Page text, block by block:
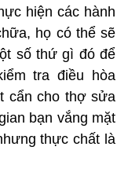
hiện các hành
họ có thể sẽ
số thứ gì đó để
tra điều hòa
cẩn cho thợ sửa
bạn vắng mặt
thực chất là